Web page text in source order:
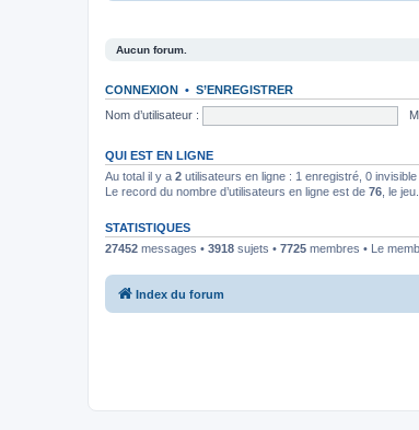
Aucun forum.
CONNEXION • S’ENREGISTRER
Nom d’utilisateur :
QUI EST EN LIGNE
Au total il y a 2 utilisateurs en ligne : 1 enregistré, 0
Le record du nombre d’utilisateurs en ligne est de 76 , le
STATISTIQUES
27452 messages • 3918 sujets • 7725 membres • Le
Index du forum